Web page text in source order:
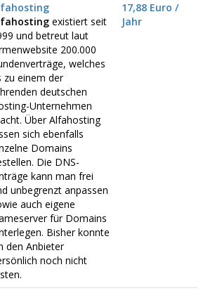
existiert seit
und betreut laut
200.000
welches
zu einem der
deutschen
Unternehmen
Über Alfahosting
sich ebenfalls
Domains
Die DNS-
kann man frei
unbegrenzt anpassen
auch eigene
für Domains
Bisher konnte
den Anbieter
noch nicht
17,88 Euro /
Jahr